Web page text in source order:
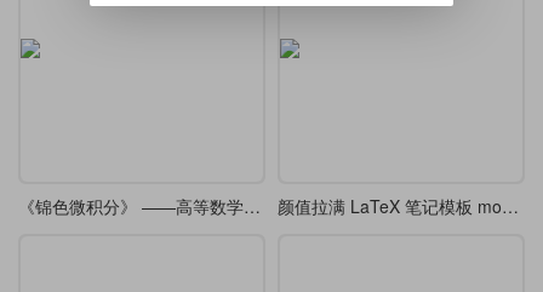
《锦色微积分》 ——高等数学课堂笔记·炫彩版 颜值拉满 LaTeX 笔记模板 modernclassnotes，7 种主题随心切换